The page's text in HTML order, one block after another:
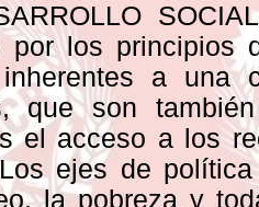
por los principios
inherentes a una
que son
el acceso a los
ejes de
la pobreza y